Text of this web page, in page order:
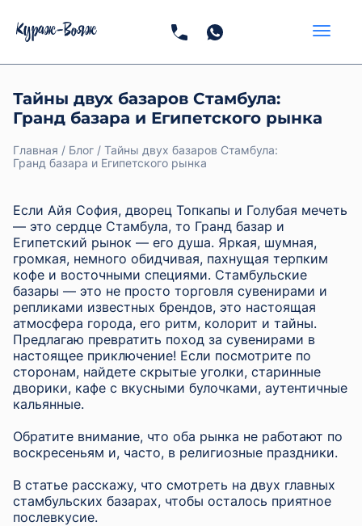
Тайны двух базаров Стамбула:
Гранд базара и Египетского рынка
Главная Блог
Тайны двух базаров Стамбула:
Гранд базара и Египетского рынка
Если Айя София, дворец Топкапы и Голубая мечеть
— это сердце Стамбула, то Гранд базар и
Египетский рынок — его душа. Яркая, шумная,
громкая, немного обидчивая, пахнущая терпким
кофе и восточными специями. Стамбульские
базары — это не просто торговля сувенирами и
репликами известных брендов, это настоящая
атмосфера города, его ритм, колорит и тайны.
Предлагаю превратить поход за сувенирами в
настоящее приключение! Если посмотрите по
сторонам, найдете скрытые уголки, старинные
дворики, кафе с вкусными булочками, аутентичные
кальянные.
Обратите внимание, что оба рынка не работают по
воскресеньям и, часто, в религиозные праздники.
В статье расскажу, что смотреть на двух главных
стамбульских базарах, чтобы осталось приятное
послевкусие.